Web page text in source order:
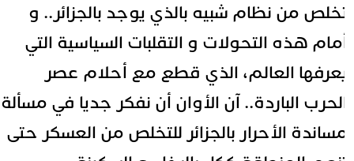
من نظام شبيه بالذي يوجد بالجزائر.. و
هذه التحولات و التقلبات السياسية التي
العالم، الذي قطع مع أحلام عصر
الباردة.. آن الأوان أن نفكر جديا في مسألة
الأحرار بالجزائر للتخلص من العسكر حتى